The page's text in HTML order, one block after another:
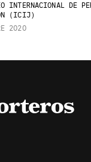
INTERNACIONAL DE
(ICIJ)
2020